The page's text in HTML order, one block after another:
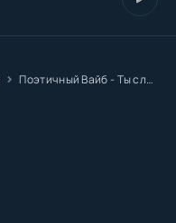
Поэтичный Вайб - Ты слышишь Версия 2